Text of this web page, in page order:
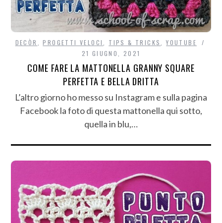
DECÒR ,PROGETTI VELOCI TIPS & TRICKS ,YOUTUBE
21 GIUGNO, 2021
COME FARE LA MATTONELLA GRANNY SQUARE
PERFETTA E BELLA DRITTA
L’altro giorno ho messo su Instagram e sulla pagina
Facebook la foto di questa mattonella qui sotto,
quella in blu,…